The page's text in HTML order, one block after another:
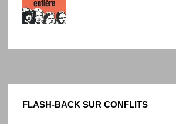
FLASH-BACK SUR CONFLITS